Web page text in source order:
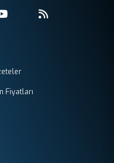
Fiyatları